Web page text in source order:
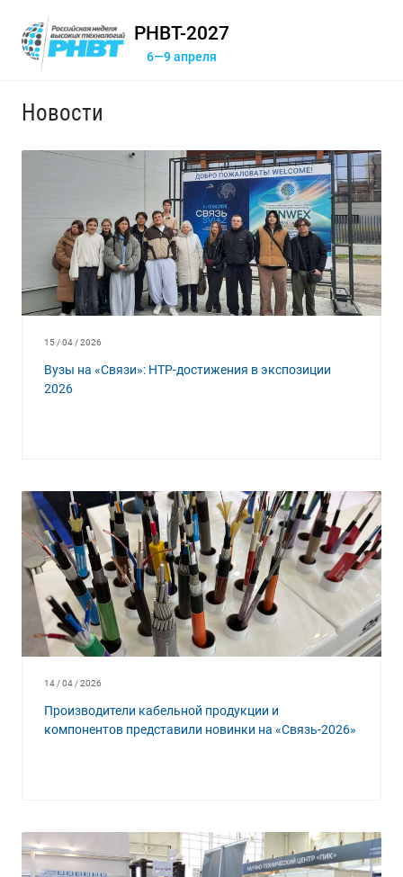
РНВТ-2027
6—9 апреля
Новости
15 / 04 / 2026
Вузы на «Связи»: НТР-достижения в экспозиции
2026
14 / 04 / 2026
Производители кабельной продукции и
компонентов представили новинки на «Связь-2026»